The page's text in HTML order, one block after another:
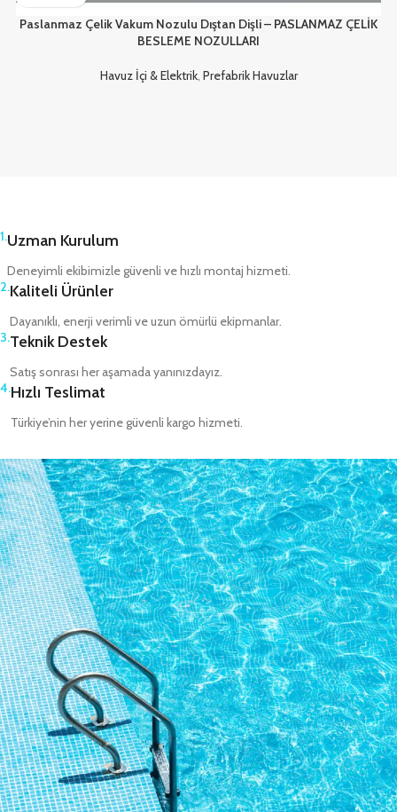
Paslanmaz Çelik Vakum Nozulu Dıştan Dişli – PASLANMAZ ÇELİK
BESLEME NOZULLARI
Havuz İçi & Elektrik, Prefabrik Havuzlar
1.Uzman Kurulum
Deneyimli ekibimizle güvenli ve hızlı montaj hizmeti.
2.Kaliteli Ürünler
Dayanıklı, enerji verimli ve uzun ömürlü ekipmanlar.
3.Teknik Destek
Satış sonrası her aşamada yanınızdayız.
4.Hızlı Teslimat
Türkiye’nin her yerine güvenli kargo hizmeti.